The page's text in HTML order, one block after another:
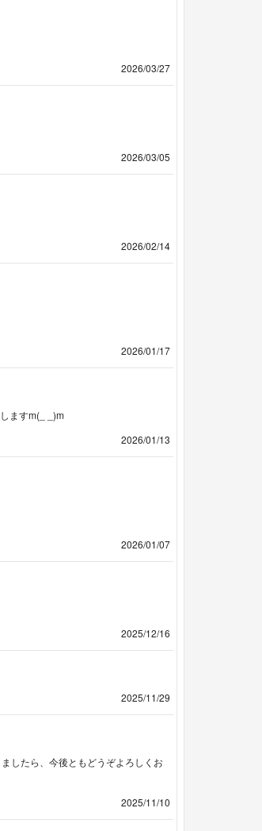
2026/03/27
2026/03/05
2026/02/14
2026/01/17
ますm(_ _)m
2026/01/13
2026/01/07
2025/12/16
2025/11/29
したら、今後ともどうぞよろしくお
2025/11/10